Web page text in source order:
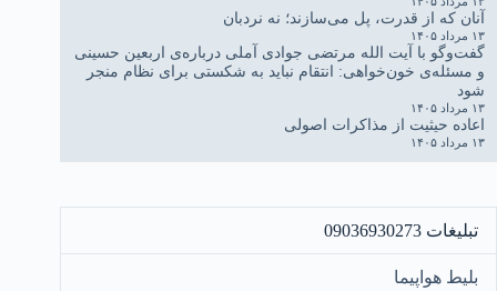
آنان که از قدرت، پل می‌سازند؛ نه نردبان
۱۳ مرداد ۱۴۰۵
گفت‌وگو با آیت الله مرتضی جوادی آملی درباره‌ی اربعین حسینی
و مسئله‌ی خون‌خواهی: انتقام نباید به شکستی برای نظام منجر
شود
۱۳ مرداد ۱۴۰۵
اعاده حیثیت از مذاکرات اصولی
۱۳ مرداد ۱۴۰۵
تبلیغات 09036930273
بلیط هواپیما